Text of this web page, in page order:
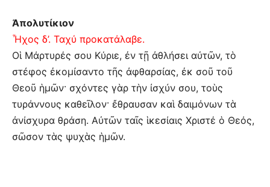
Ἀπολυτίκιον
Ἦχος δ’. Ταχύ προκατάλαβε.
Οἱ Μάρτυρές σου Κύριε, ἐν τῇ ἀθλήσει αὐτῶν, τὸ
στέφος ἐκομίσαντο τῆς ἀφθαρσίας, ἐκ σοῦ τοῦ
Θεοῦ ἡμῶν· σχόντες γὰρ τὴν ἰσχύν σου, τοὺς
τυράννους καθεῖλον· ἔθραυσαν καὶ δαιμόνων τὰ
ἀνίσχυρα θράση. Αὐτῶν ταῖς ἱκεσίαις Χριστέ ὁ Θεός,
σῶσον τὰς ψυχὰς ἡμῶν.